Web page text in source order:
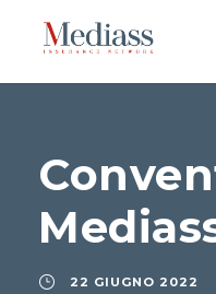
22 GIUGNO 2022